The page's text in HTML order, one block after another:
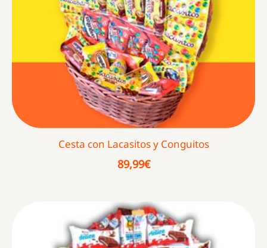
Cesta con Lacasitos y Conguitos
89,99€